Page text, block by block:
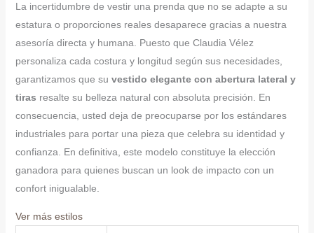
La incertidumbre de vestir una prenda que no se adapte a su
estatura o proporciones reales desaparece gracias a nuestra
asesoría directa y humana. Puesto que Claudia Vélez
personaliza cada costura y longitud según sus necesidades,
garantizamos que su vestido elegante con abertura lateral y
tiras resalte su belleza natural con absoluta precisión. En
consecuencia, usted deja de preocuparse por los estándares
industriales para portar una pieza que celebra su identidad y
confianza. En definitiva, este modelo constituye la elección
ganadora para quienes buscan un look de impacto con un
confort inigualable.
Ver más estilos